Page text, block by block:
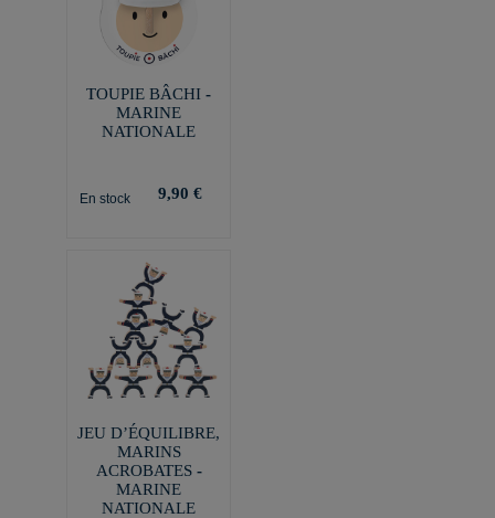
TOUPIE BÂCHI -
MARINE
NATIONALE
En stock 9,90 €
JEU D’ÉQUILIBRE,
MARINS
ACROBATES -
MARINE
NATIONALE